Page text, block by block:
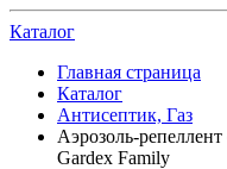
Каталог
Главная страница
Каталог
Антисептик, Газ
Аэрозоль-
Gardex Family